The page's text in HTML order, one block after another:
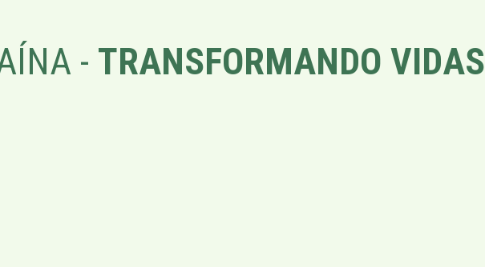
- TRANSFORMANDO VIDAS